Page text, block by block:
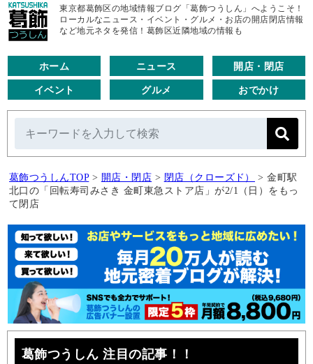
東京都葛飾区の地域情報ブログ「葛飾つうしん」へようこそ！
ローカルなニュース・イベント・グルメ・お店の開店閉店情報
など地元ネタを発信！葛飾区近隣地域の情報も
ホーム ニュース 開店・閉店
イベント グルメ おでかけ
葛飾つうしんTOP > 開店・閉店 > 閉店（クローズド） > 金町駅
北口の「回転寿司みさき 金町東急ストア店」が2/1（日）をもっ
て閉店
葛飾つうしん 注目の記事！！